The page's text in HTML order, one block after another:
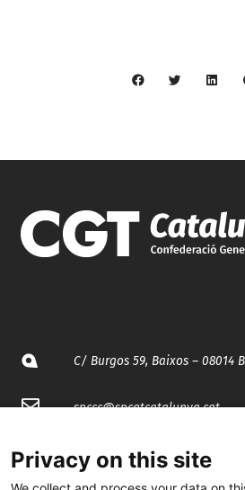
C/ Burgos 59, Baixos – 08014
spccc@spcgtcatalunya.cat
Privacy on this site